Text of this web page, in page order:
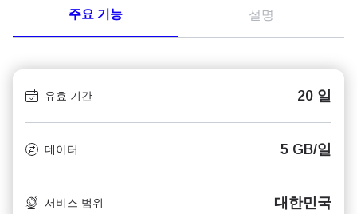
주요 기능 설명
유효 기간 20 일
데이터 5 GB/일
서비스 범위 대한민국